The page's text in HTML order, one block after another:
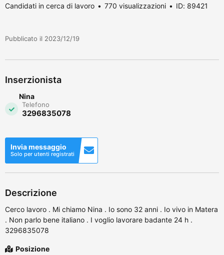
Candidati in cerca di lavoro 770 visualizzazioni ID: 89421
Pubblicato il 2023/12/19
Inserzionista
Nina
Telefono
3296835078
Invia messaggio
Solo per utenti registrati
Descrizione
Cerco lavoro . Mi chiamo Nina . Io sono 32 anni . Io vivo in Matera
. Non parlo bene italiano . I voglio lavorare badante 24 h .
3296835078
Posizione